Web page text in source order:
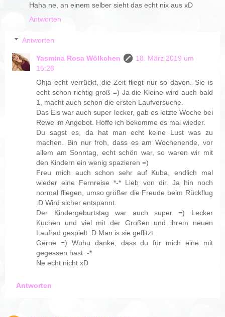
Haha ne, an einem selber sieht das echt nix aus xD
Antworten
Antworten
Yasmina Rosa Wölkchen
18. März 2019 um
15:28
Ohja echt verrückt, die Zeit fliegt nur so davon. Sie is
echt schon richtig groß =) Ja die Kleine wird auch bald
1, macht auch schon die ersten Laufversuche.
Das Eis war auch super lecker, gab es letzte Woche bei
Rewe im Angebot. Hoffe ich bekomme es mal wieder.
Du sagst es, da hat man echt keine Lust was zu
machen. Bin nur froh, dass es am Wochenende, vor
allem am Sonntag, echt schön war, so waren wir mit
den Kindern ein wenig spazieren =)
Freu mich auch schon sehr auf Kuba, endlich mal
wieder eine Fernreise *-* Lieb von dir. Ja hin noch
normal fliegen, umso größer die Freude beim Rückflug
:D Wird sicher entspannt.
Der Kindergeburtstag war auch super =) Lecker
Kuchen und viel mit der Großen und ihrem neuen
Laufrad gespielt :D Man is sie geflitzt.
Gerne =) Wuhu danke, dass du für mich eine mit
gegessen hast :-*
Ne echt nicht xD
Antworten